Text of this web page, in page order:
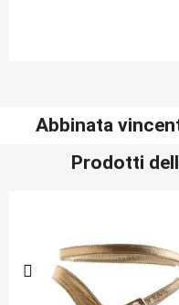
Abbinata
Prodotti